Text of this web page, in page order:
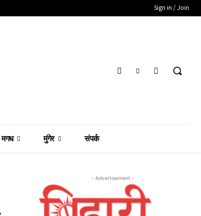
Sign in / Join
मगध मुंगेर संपर्क
- Advertisement -